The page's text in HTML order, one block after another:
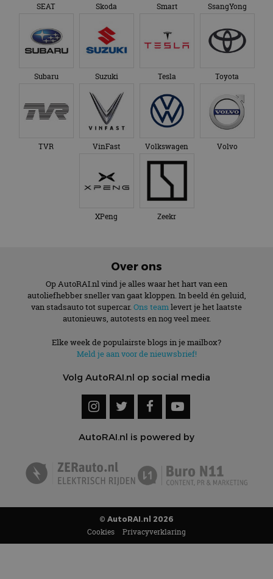
SEAT Skoda Smart SsangYong
Subaru Suzuki Tesla Toyota
TVR VinFast Volkswagen Volvo
XPeng Zeekr
Over ons
Op AutoRAI.nl vind je alles waar het hart van een
autoliefhebber sneller van gaat kloppen. In beeld én geluid,
van stadsauto tot supercar. Ons teamlevert je het laatste
autonieuws, autotests en nog veel meer.
Elke week de populairste blogs in je mailbox?
Meld je aan voor de nieuwsbrief!
Volg AutoRAI.nl op social media
AutoRAI.nl is powered by
© AutoRAI.nl 2026
Cookies Privacyverklaring